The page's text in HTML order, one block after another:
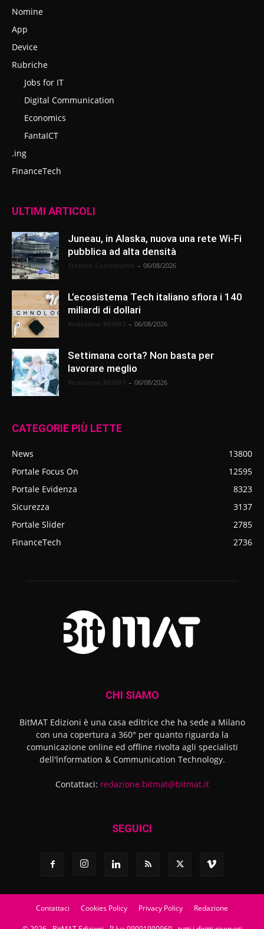
Nomine
App
Device
Rubriche
Jobs for IT
Digital Communication
Economics
FantaICT
.ing
FinanceTech
ULTIMI ARTICOLI
Juneau, in Alaska, nuova una rete Wi-Fi
pubblica ad alta densità
- 06/08/2026
L’ecosistema Tech italiano sfiora i 140
miliardi di dollari
- 06/08/2026
Settimana corta? Non basta per
lavorare meglio
- 06/08/2026
CATEGORIE PIÙ LETTE
News
13800
Portale Focus On
12595
Portale Evidenza
8323
Sicurezza
3137
Portale Slider
2785
FinanceTech
2736
CHI SIAMO
BitMAT Edizioni è una casa editrice che ha sede a Milano
con una copertura a 360° per quanto riguarda la
comunicazione online ed offline rivolta agli specialisti
dell'lnformation & Communication Technology.
Contattaci: redazione.bitmat@bitmat.it
SEGUICI
Contattaci Cookies Policy Privacy Policy Redazione